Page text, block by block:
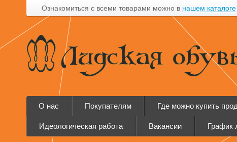
Ознакомиться с всеми товарами можно в нашем каталоге
О нас Покупателям Где можно купить
Идеологическая работа Вакансии График